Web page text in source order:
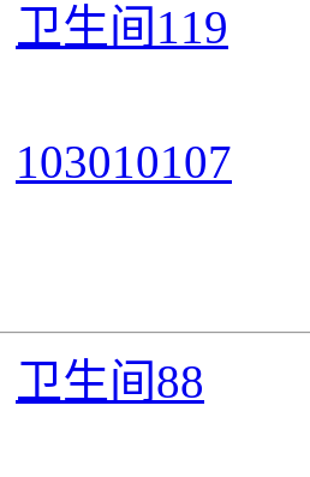
卫生间119
103010107
卫生间88